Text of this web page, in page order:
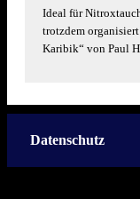
Ideal für
trotzdem
Karibik“ von Paul
Datenschutz